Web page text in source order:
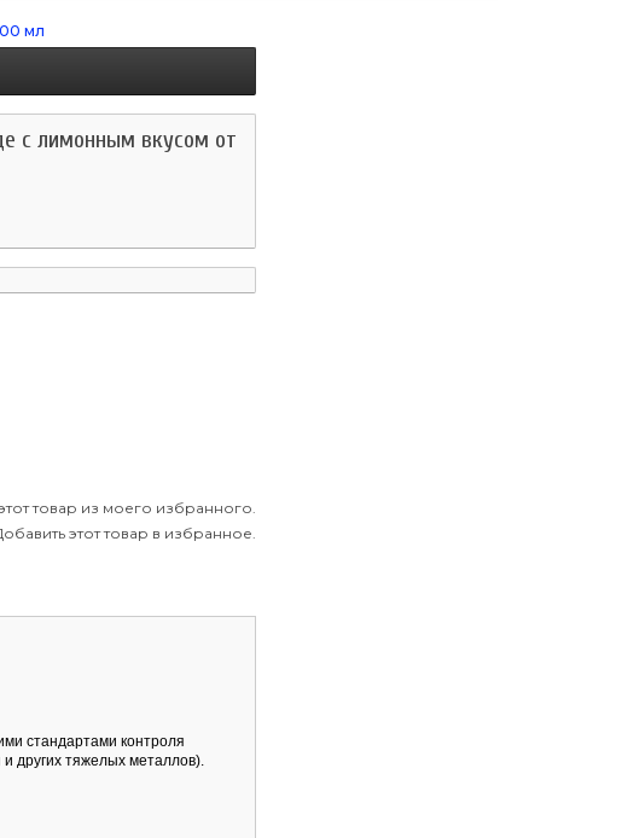
мл
с лимонным вкусом от
товар из моего избранного.
этот товар в избранное.
стандартами контроля
других тяжелых металлов).